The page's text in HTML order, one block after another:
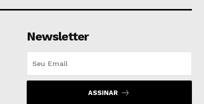
Newsletter
ASSINAR